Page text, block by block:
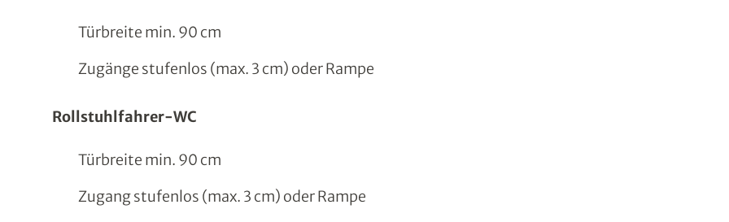
Türbreite min. 90 cm
Zugänge stufenlos (max. 3 cm) oder Rampe
Rollstuhlfahrer-WC
Türbreite min. 90 cm
Zugang stufenlos (max. 3 cm) oder Rampe